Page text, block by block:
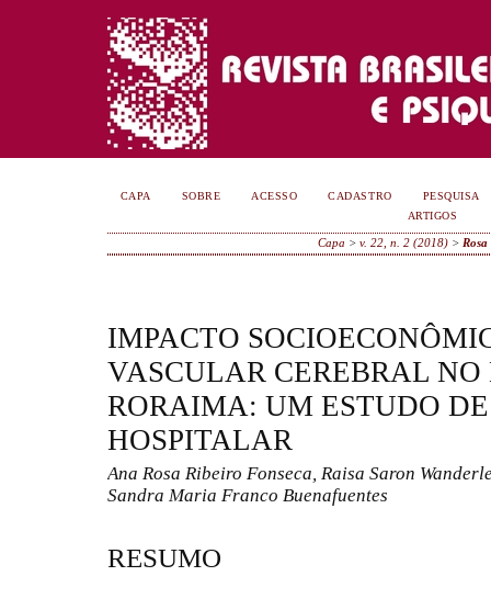
CAPA SOBRE ACESSO CADASTRO
PESQUISA
ARTIGOS
Capa > v. 22, n. 2 (2018)>
IMPACTO
VASCULAR CEREBRAL NO
RORAIMA: UM ESTUDO
HOSPITALAR
Ana Rosa Ribeiro Fonseca, Raisa Saron
Sandra Maria Franco Buenafuentes
RESUMO